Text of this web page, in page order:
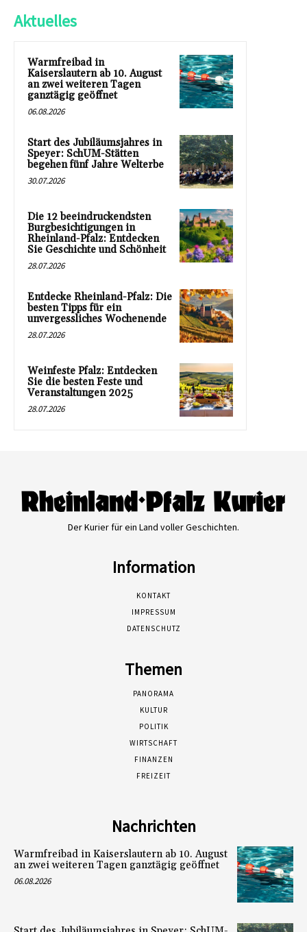
Aktuelles
Warmfreibad in
Kaiserslautern ab 10. August
an zwei weiteren Tagen
ganztägig geöffnet
06.08.2026
Start des Jubiläumsjahres in
Speyer: SchUM-Stätten
begehen fünf Jahre Welterbe
30.07.2026
Die 12 beeindruckendsten
Burgbesichtigungen in
Rheinland-Pfalz: Entdecken
Sie Geschichte und Schönheit
28.07.2026
Entdecke Rheinland-Pfalz: Die
besten Tipps für ein
unvergessliches Wochenende
28.07.2026
Weinfeste Pfalz: Entdecken
Sie die besten Feste und
Veranstaltungen 2025
28.07.2026
Der Kurier für ein Land voller Geschichten.
Information
KONTAKT
IMPRESSUM
DATENSCHUTZ
Themen
PANORAMA
KULTUR
POLITIK
WIRTSCHAFT
FINANZEN
FREIZEIT
Nachrichten
Warmfreibad in Kaiserslautern ab 10. August
an zwei weiteren Tagen ganztägig geöffnet
06.08.2026